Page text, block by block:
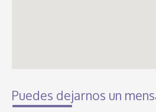
Puedes dejarnos un